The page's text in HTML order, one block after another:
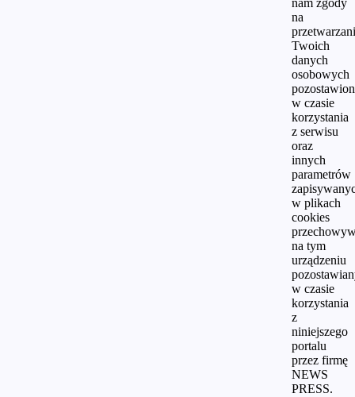
nam zgody
na
Twoich
danych
osobowych
w czasie
korzystania
z serwisu
oraz
innych
parametrów
w plikach
cookies
na tym
urządzeniu
w czasie
korzystania
z
niniejszego
portalu
przez firmę
NEWS
PRESS.